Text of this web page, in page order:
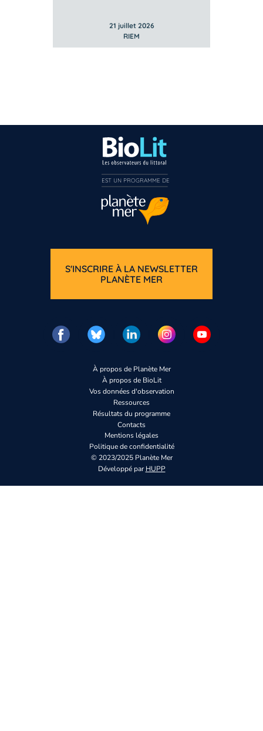
21 juillet 2026
RIEM
À propos de Planète Mer
À propos de BioLit
Vos données d'observation
Ressources
Résultats du programme
Contacts
Mentions légales
Politique de confidentialité
© 2023/2025 Planète Mer
Développé parHUPP
S'INSCRIRE À LA NEWSLETTER
PLANÈTE MER